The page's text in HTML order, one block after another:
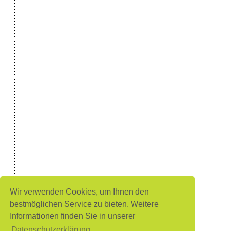
Wir verwenden Cookies, um Ihnen den
bestmöglichen Service zu bieten. Weitere
Informationen finden Sie in unserer